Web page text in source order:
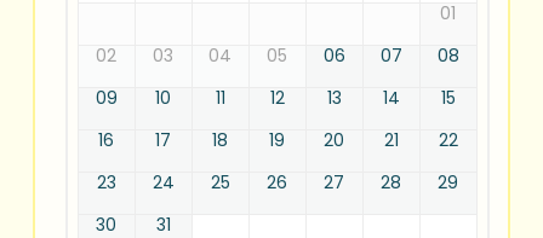
01
02
03 04 05 06 07
08
09
10 11 12 13 14
15
16
17 18 19 20 21
22
23
24 25 26 27 28
29
30
31